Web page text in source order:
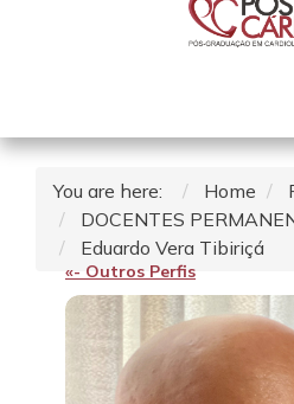
You are here: Home
DOCENTES
Eduardo Vera Tibiriçá
«- Outros Perfis